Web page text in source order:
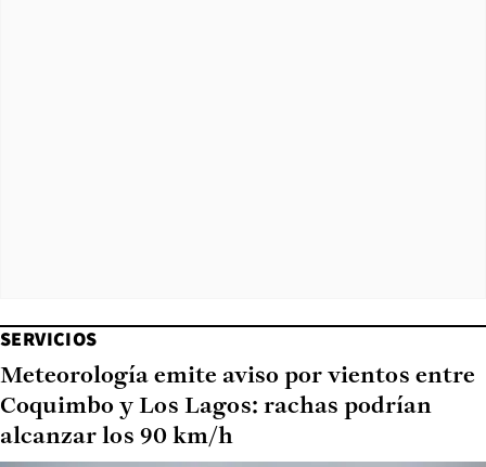
SERVICIOS
Meteorología emite aviso por vientos entre
Coquimbo y Los Lagos: rachas podrían
alcanzar los 90 km/h